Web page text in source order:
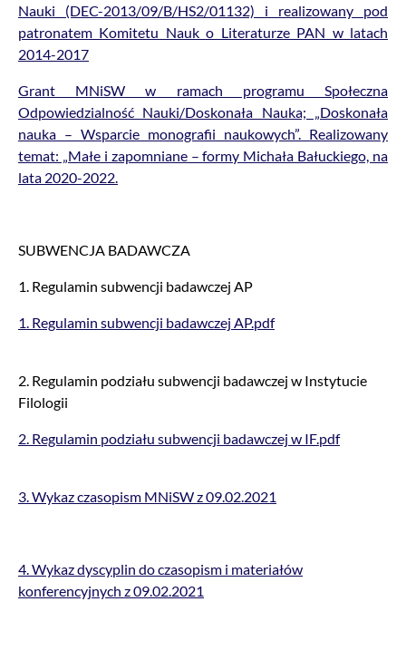
Nauki (DEC-2013/09/B/HS2/01132) i realizowany pod
patronatem Komitetu Nauk o Literaturze PAN w latach
2014-2017
Grant MNiSW w ramach programu Społeczna
Odpowiedzialność Nauki/Doskonała Nauka; „Doskonała
nauka – Wsparcie monografii naukowych”. Realizowany
temat: „Małe i zapomniane – formy Michała Bałuckiego, na
lata 2020-2022.
SUBWENCJA BADAWCZA
1. Regulamin subwencji badawczej AP
1. Regulamin subwencji badawczej AP.pdf
2. Regulamin podziału subwencji badawczej w Instytucie
Filologii
2. Regulamin podziału subwencji badawczej w IF.pdf
3. Wykaz czasopism MNiSW z 09.02.2021
4. Wykaz dyscyplin do czasopism i materiałów
konferencyjnych z 09.02.2021